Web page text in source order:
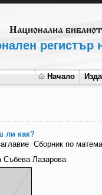
регистър
Начало
ли как?
Сборник по
Събева Лазарова